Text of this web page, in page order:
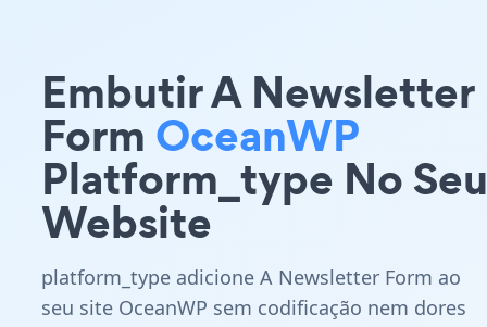
Embutir A Newsletter
Form OceanWP
Platform_type No Seu
Website
platform_type adicione A Newsletter Form ao
seu site OceanWP sem codificação nem dores